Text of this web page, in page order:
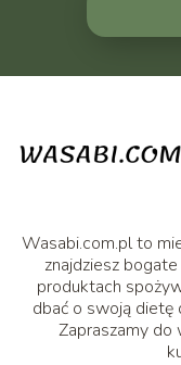
Wasabi.com.pl to
znajdziesz
produktach
dbać o swoją dietę
Zapraszamy